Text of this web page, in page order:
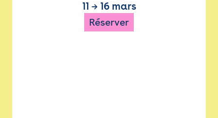
11 → 16 mars
Réserver